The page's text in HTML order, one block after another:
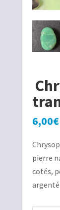
6,00€
pierre
cotés,